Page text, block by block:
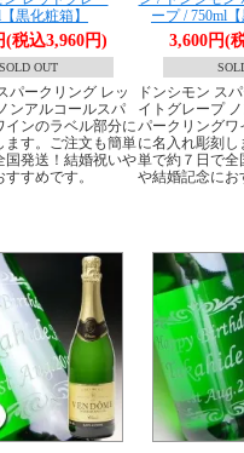
黒化粧箱】
(税込3,960円)
SOLD OUT
パークリング レッ
ンアルコールスパ
インのラベル部分に
ます。ご注文も簡単
国発送！結婚祝いや
すめです。
ープ / 750ml【
3,600円(
ドンシモン ス
イトグレープ
パークリングワ
に名入れ彫刻
単で約７日で全
や結婚記念にお